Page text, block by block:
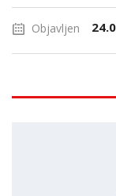
Objavljen